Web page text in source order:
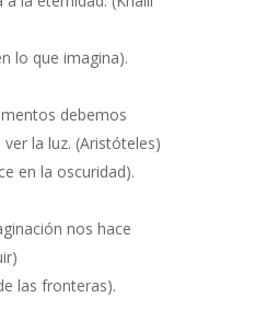
lo que imagina).
debemos
la luz. (Aristóteles)
en la oscuridad).
nos hace
las fronteras).